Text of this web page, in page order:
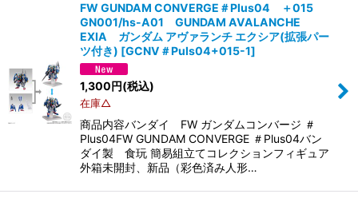
FW GUNDAM CONVERGE＃Plus04 ＋015
GN001/hs-A01 GUNDAM AVALANCHE
EXIA ガンダム アヴァランチ エクシア(拡張パー
ツ付き) [GCNV＃Puls04+015-1]
1,300円(税込)
在庫△
商品内容バンダイ FW ガンダムコンバージ ＃
Plus04FW GUNDAM CONVERGE ＃Plus04バン
ダイ製 食玩 簡易組立てコレクションフィギュア
外箱未開封、新品（彩色済み人形…